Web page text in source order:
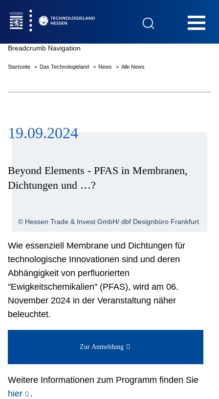
Das Technologieland
Innovationsfelder
Breadcrumb Navigation
Startseite Das Technologieland News Alle News
19.09.2024
Beyond Elements - PFAS in Membranen,
Dichtungen und …?
© Hessen Trade & Invest GmbH/ dbf Designbüro Frankfurt
Wie essenziell Membrane und Dichtungen für
technologische Innovationen sind und deren
Abhängigkeit von perfluorierten
"Ewigkeitschemikalien" (PFAS), wird am 06.
November 2024 in der Veranstaltung näher
beleuchtet.
Zur Anmeldung
Weitere Informationen zum Programm finden Sie
hier
.